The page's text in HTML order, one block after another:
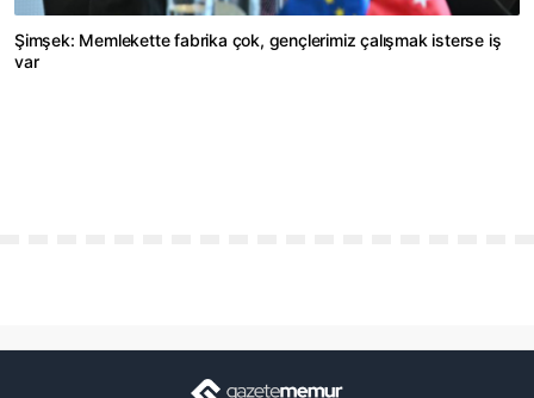
Şimşek: Memlekette fabrika çok, gençlerimiz çalışmak isterse iş
var